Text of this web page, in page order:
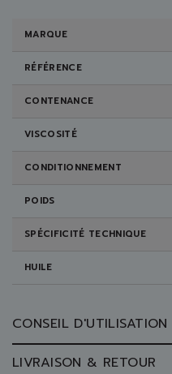
MARQUE
RÉFÉRENCE
CONTENANCE
VISCOSITÉ
CONDITIONNEMENT
POIDS
SPÉCIFICITÉ TECHNIQUE
HUILE
CONSEIL D'UTILISATION
LIVRAISON & RETOUR